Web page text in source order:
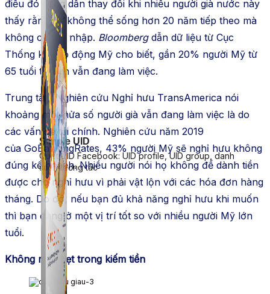
Simple UID
Quét UID Facebook: UID profile, UID group, danh
sách tương tác
điều đó đang dần thay đổi khi nhiều người già nước này
thấy rằng họ không thể sống hơn 20 năm tiếp theo mà
không có thu nhập. Bloombergdẫn dữ liệu từ Cục
Thống kê Lao động Mỹ cho biết, gần 20% người Mỹ từ
65 tuổi trở lên vẫn đang làm việc.
Trung tâm Nghiên cứu Nghỉ hưu TransAmerica nói
khoảng một nửa số người già vẫn đang làm việc là do
các vấn đề tài chính. Nghiên cứu năm 2019
của GoBankingRates, 43% người Mỹ sẽ nghỉ hưu không
đúng kế hoạch. Nhiều người nói họ không để dành tiền
được cho nghỉ hưu vì phải vật lộn với các hóa đơn hàng
tháng. Do đó, nếu bạn đủ khả năng nghỉ hưu khi muốn
thì bạn đang ở một vị trí tốt so với nhiều người Mỹ lớn
tuổi.
Không mắc kẹt trong kiếm tiền